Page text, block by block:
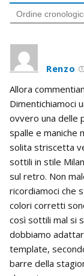
Ordine
Renzo
Allora
Dimentichiamoci
ovvero una delle
spalle e maniche
solita striscetta
sottili in stile
sul retro. Non
ricordiamoci che
colori corretti
così sottili mal si
dobbiamo
template,
barre della